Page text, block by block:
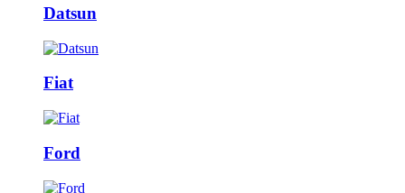
Datsun
Fiat
Ford